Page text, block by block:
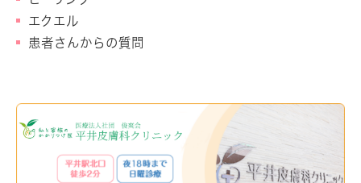
エクエル
患者さんからの質問